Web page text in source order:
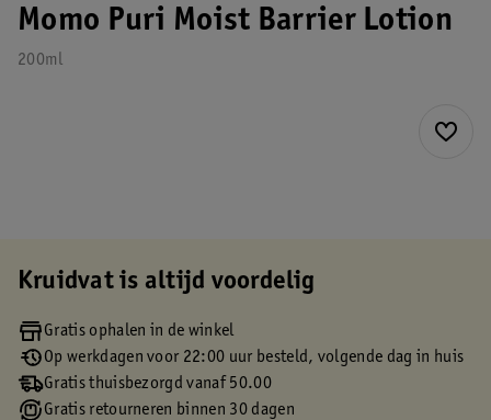
Momo Puri Moist Barrier Lotion
200ml
Kruidvat is altijd voordelig
Gratis ophalen in de winkel
Op werkdagen voor 22:00 uur besteld, volgende dag in huis
Gratis thuisbezorgd vanaf 50.00
Gratis retourneren binnen 30 dagen